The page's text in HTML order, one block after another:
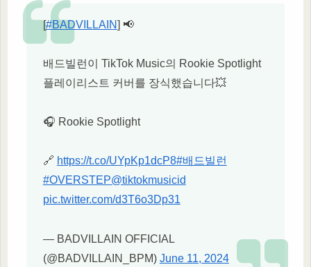
[#BADVILLAIN] 📢
배드빌런이 TikTok Music의 Rookie Spotlight
플레이리스트 커버를 장식했습니다💥
🎧 Rookie Spotlight
🔗 https://t.co/UYpKp1dcP8#배드빌런
#OVERSTEP@tiktokmusicid
pic.twitter.com/d3T6o3Dp31
— BADVILLAIN OFFICIAL
(@BADVILLAIN_BPM) June 11, 2024